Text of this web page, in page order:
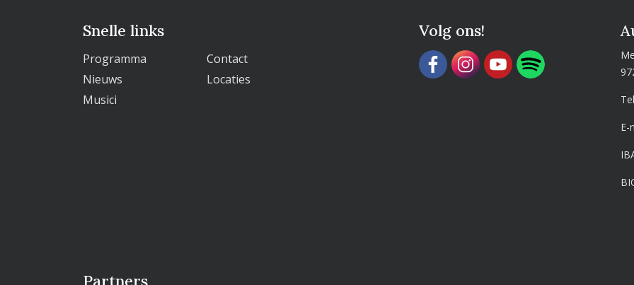
Snelle links
Programma
Contact
Nieuws
Locaties
Musici
Volg ons!
E-
Partners